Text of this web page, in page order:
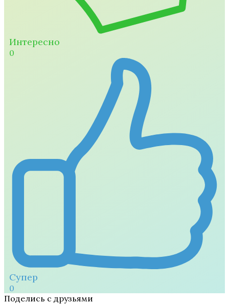
Интересно
0
Супер
0
Поделись с друзьями